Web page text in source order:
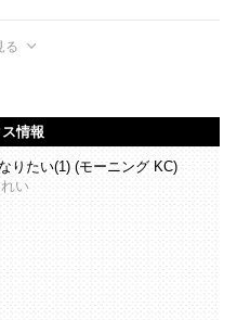
る
情報
りたい(1) (モーニング KC)
い